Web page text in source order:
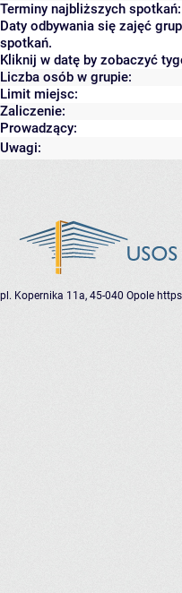
Terminy najbliższych spotkań:
Daty odbywania się zajęć
spotkań.
Kliknij w datę by zobaczyć
Liczba osób w grupie:
Limit miejsc:
Zaliczenie:
Prowadzący:
Uwagi:
pl. Kopernika 11a, 45-040 Opole